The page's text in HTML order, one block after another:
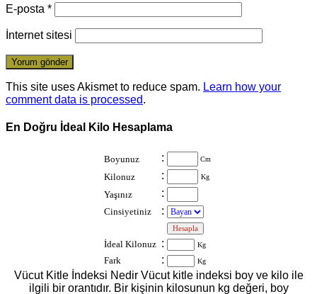
E-posta *
İnternet sitesi
This site uses Akismet to reduce spam. Learn how your
comment data is processed.
En Doğru İdeal Kilo Hesaplama
Boyunuz : Cm
Kilonuz : Kg
Yaşınız :
Cinsiyetiniz
:
İdeal Kilonuz : Kg
Fark : Kg
Vücut Kitle İndeksi Nedir Vücut kitle indeksi boy ve kilo ile
ilgili bir orantıdır. Bir kişinin kilosunun kg değeri, boy